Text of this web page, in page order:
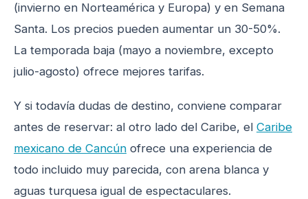
(invierno en Norteamérica y Europa) y en Semana
Santa. Los precios pueden aumentar un 30-50%.
La temporada baja (mayo a noviembre, excepto
julio-agosto) ofrece mejores tarifas.
Y si todavía dudas de destino, conviene comparar
antes de reservar: al otro lado del Caribe, el Caribe
mexicano de Cancún ofrece una experiencia de
todo incluido muy parecida, con arena blanca y
aguas turquesa igual de espectaculares.